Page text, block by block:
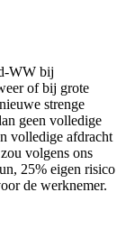
WW bij
of bij grote
strenge
geen volledige
volledige afdracht
volgens ons
25% eigen risico
de werknemer.